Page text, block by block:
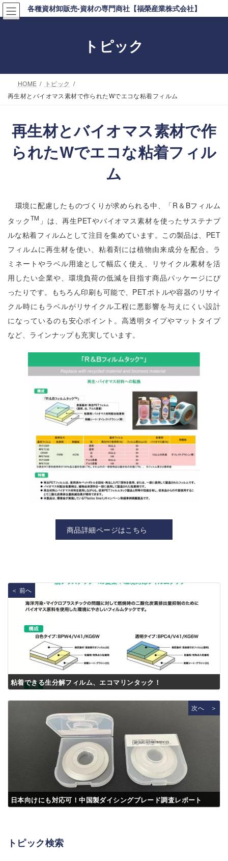
コ
ン
ナ
ビ
各種資材卸販売-資材の専門商社【福榮産業株式会社】
トピック
HOME
トピック
再生材とバイオマス素材で作られたWでエコな粘着フィルム
再生材とバイオマス素材で作
られたWでエコな粘着フィル
ム
環境に配慮したものづくりが求められる中、「R＆Bフィルム
タックTM 」は、再生PETやバイオマス素材を使ったサステナブ
ルな粘着フィルムとして注目を集めています。この製品は、PET
フィルムに再生材を使い、粘着剤には植物由来成分を配合。ラ
ミネートやラベル用途として幅広く使え、リサイクル素材を活
用したい企業や、環境負荷の低減を目指す商品パッケージにぴ
ったりです。もちろん印刷も可能で、PETボトルや容器のリサイ
クル時にもラベルがリサイクル工程に悪影響を与えにくい設計
になっているのも安心ポイント。高透明タイプやマットタイプ
など、ラインナップも充実しています。
商品詳細ページはこちら
＜ 前へ
粘着できる生分解フィルム、エコマリンタック！
次へ ＞
日本向けにも対応可！中国製ダイシングブレード調査レポート
トピック検索